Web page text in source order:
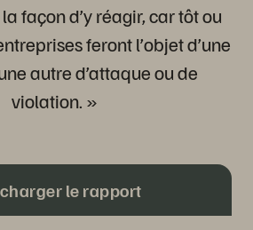
façon d’y réagir, car tôt ou
feront l’objet d’une
autre d’attaque ou de
violation. »
le rapport